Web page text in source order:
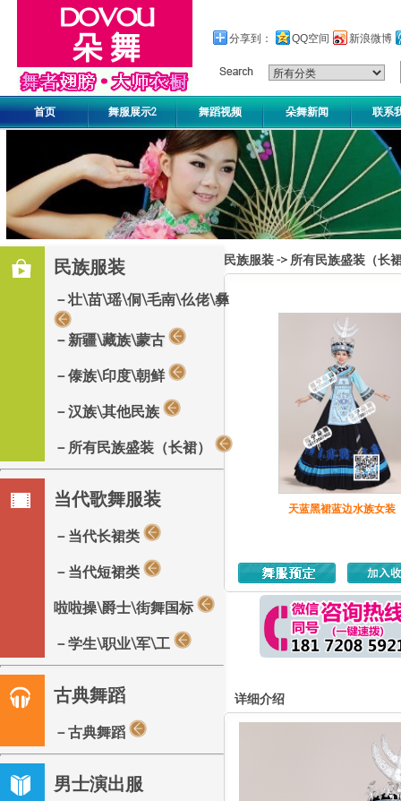
分享到： QQ空间 新浪微博
首页 舞服展示2 舞蹈视频 朵舞新闻 联系
民族服装
－壮\苗\瑶\侗\毛南\仫佬\彝
－新疆\藏族\蒙古
－傣族\印度\朝鲜
－汉族\其他民族
－所有民族盛装（长裙）
当代歌舞服装
－当代长裙类
－当代短裙类
啦啦操\爵士\街舞国标
－学生\职业\军\工
古典舞蹈
－古典舞蹈
男士演出服
民族服装-> 所有民族盛装（长
天蓝黑裙蓝边水族女装
详细介绍